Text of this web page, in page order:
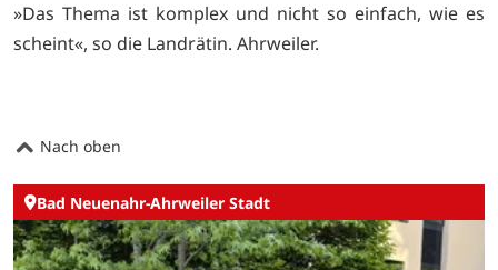
»Das Thema ist komplex und nicht so einfach, wie es
scheint«, so die Landrätin. Ahrweiler.
Nach oben
Bad Neuenahr-Ahrweiler Stadt